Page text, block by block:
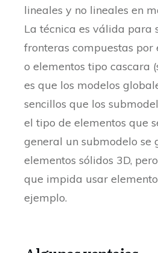
lineales y no lineales en
La técnica es válida para
fronteras compuestas por
o elementos tipo cascara
es que los modelos
sencillos que los
el tipo de elementos que
general un submodelo se
elementos sólidos 3D,
que impida usar
ejemplo.